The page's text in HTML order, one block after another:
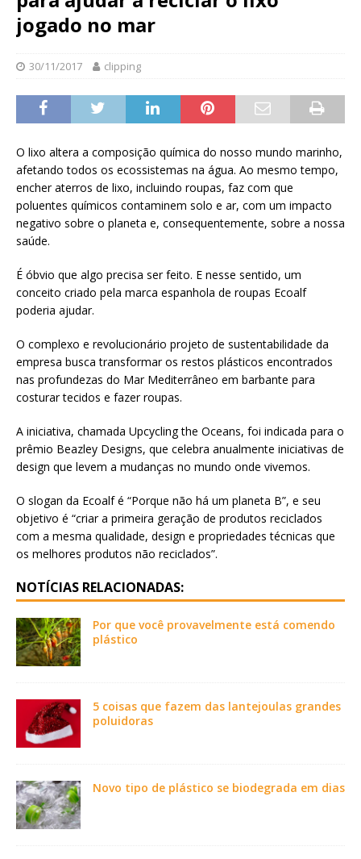
jogado no mar
30/11/2017 clipping
O lixo altera a composição química do nosso mundo marinho,
afetando todos os ecossistemas na água. Ao mesmo tempo,
encher aterros de lixo, incluindo roupas, faz com que
poluentes químicos contaminem solo e ar, com um impacto
negativo sobre o planeta e, consequentemente, sobre a nossa
saúde.
É óbvio que algo precisa ser feito. E nesse sentido, um
conceito criado pela marca espanhola de roupas Ecoalf
poderia ajudar.
O complexo e revolucionário projeto de sustentabilidade da
empresa busca transformar os restos plásticos encontrados
nas profundezas do Mar Mediterrâneo em barbante para
costurar tecidos e fazer roupas.
A iniciativa, chamada Upcycling the Oceans, foi indicada para o
prêmio Beazley Designs, que celebra anualmente iniciativas de
design que levem a mudanças no mundo onde vivemos.
O slogan da Ecoalf é “Porque não há um planeta B”, e seu
objetivo é “criar a primeira geração de produtos reciclados
com a mesma qualidade, design e propriedades técnicas que
os melhores produtos não reciclados”.
NOTÍCIAS RELACIONADAS:
Por que você provavelmente está comendo
plástico
5 coisas que fazem das lantejoulas grandes
poluidoras
Novo tipo de plástico se biodegrada em dias